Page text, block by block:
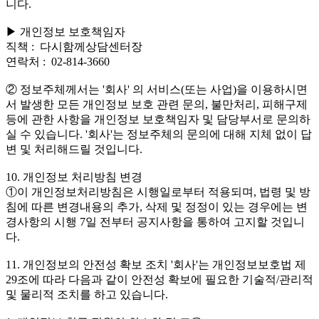
니다.
▶ 개인정보 보호책임자
직책 : 다시함께상담센터장
연락처 : 02-814-3660
② 정보주체께서는 '회사' 의 서비스(또는 사업)을 이용하시면
서 발생한 모든 개인정보 보호 관련 문의, 불만처리, 피해구제
등에 관한 사항을 개인정보 보호책임자 및 담당부서로 문의하
실 수 있습니다. '회사'는 정보주체의 문의에 대해 지체 없이 답
변 및 처리해드릴 것입니다.
10. 개인정보 처리방침 변경
①이 개인정보처리방침은 시행일로부터 적용되며, 법령 및 방
침에 따른 변경내용의 추가, 삭제 및 정정이 있는 경우에는 변
경사항의 시행 7일 전부터 공지사항을 통하여 고지할 것입니
다.
11. 개인정보의 안전성 확보 조치 '회사'는 개인정보보호법 제
29조에 따라 다음과 같이 안전성 확보에 필요한 기술적/관리적
및 물리적 조치를 하고 있습니다.